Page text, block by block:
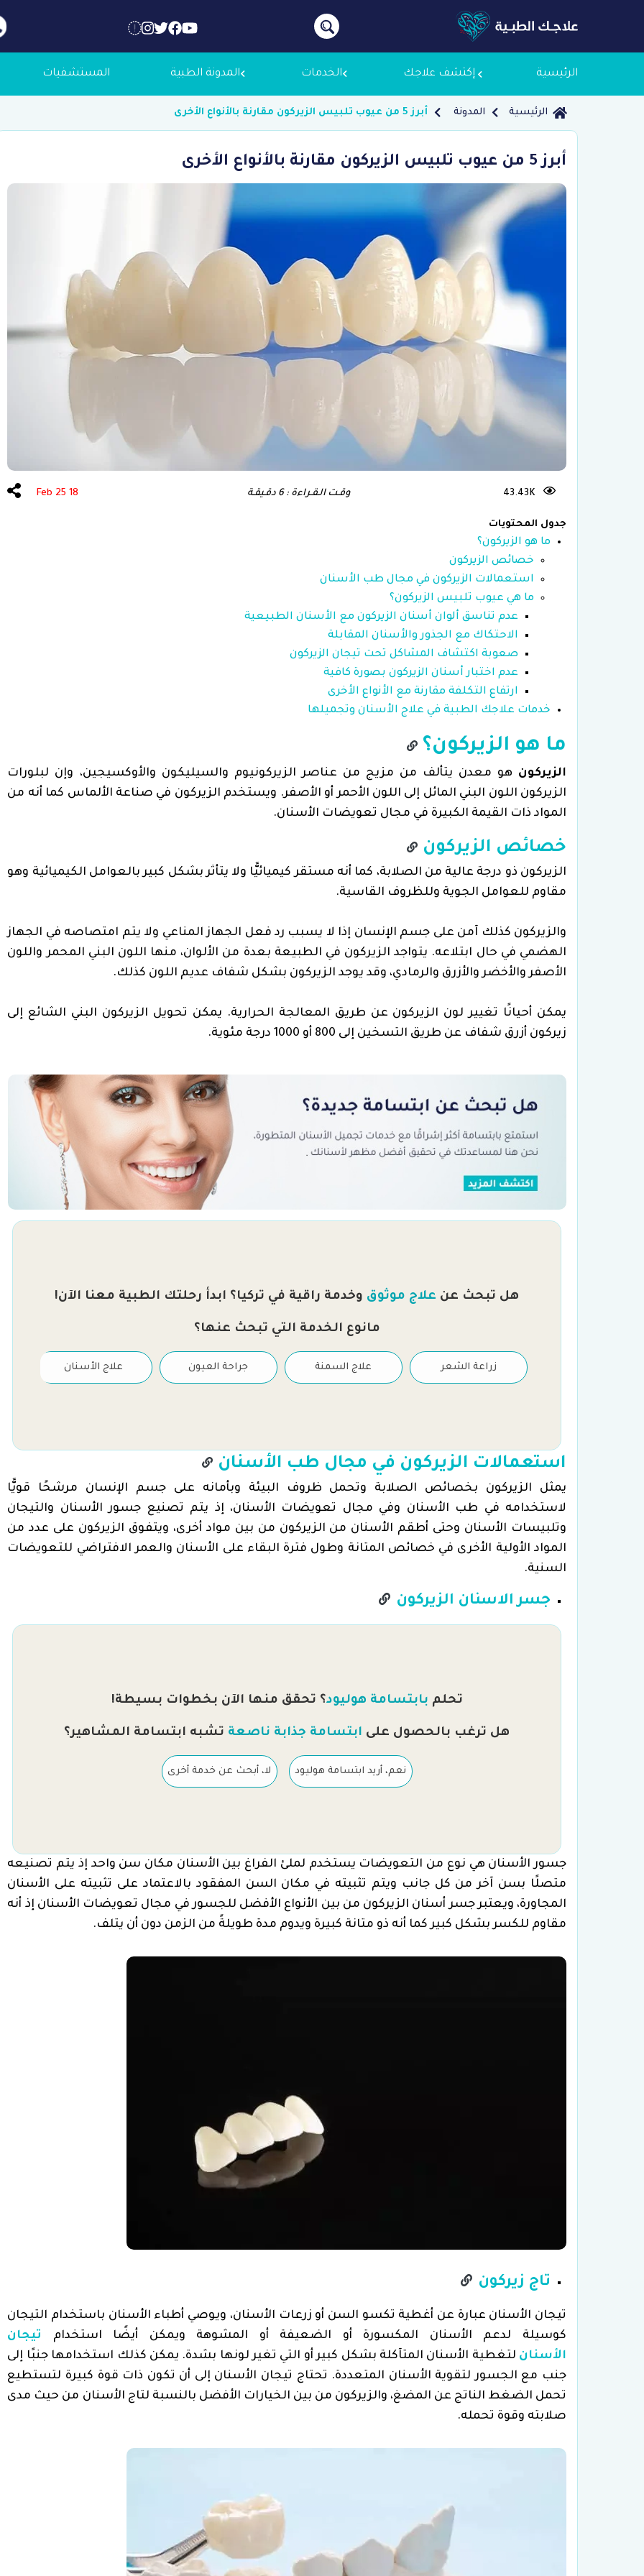
الرئيسية إكتشف علاجك
معلومات عنا
لماذا علاجك الطبية
سياسة التوظيف
الخدمات المدونة الطبية المستشفيات
الرئيسية المدونة أبرز 5 من عيوب تلبيس الزيركون مقارنة بالأنواع الأخرى
أبرز 5 من عيوب تلبيس الزيركون مقارنة بالأنواع الأخرى
43.43K وقـت الـقـراءة : 6 دقـيقـة 18 Feb 25
جدول المحتويات
ما هو الزيركون؟
خصائص الزيركون
استعمالات الزيركون في مجال طب الأسنان
ما هي عيوب تلبيس الزيركون؟
عدم تناسق ألوان أسنان الزيركون مع الأسنان الطبيعية
الاحتكاك مع الجذور والأسنان المقابلة
صعوبة اكتشاف المشاكل تحت تيجان الزيركون
عدم اختبار أسنان الزيركون بصورة كافية
ارتفاع التكلفة مقارنة مع الأنواع الأخرى
خدمات علاجك الطبية في علاج الأسنان وتجميلها
ما هو الزيركون؟
الزيركون هو معدن يتألف من مزيج من عناصر الزيركونيوم والسيليكون والأوكسيجين، وإن لبلورات
الزيركون اللون البني المائل إلى اللون الأحمر أو الأصفر. ويستخدم الزيركون في صناعة الألماس كما أنه من
المواد ذات القيمة الكبيرة في مجال تعويضات الأسنان.
خصائص الزيركون
الزيركون ذو درجة عالية من الصلابة، كما أنه مستقر كيميائيًّا ولا يتأثر بشكل كبير بالعوامل الكيميائية وهو
مقاوم للعوامل الجوية وللظروف القاسية.
والزيركون كذلك آمن على جسم الإنسان إذا لا يسبب رد فعل الجهاز المناعي ولا يتم امتصاصه في الجهاز
الهضمي في حال ابتلاعه. يتواجد الزيركون في الطبيعة بعدة من الألوان، منها اللون البني المحمر واللون
الأصفر والأخضر والأزرق والرمادي، وقد يوجد الزيركون بشكل شفاف عديم اللون كذلك.
يمكن أحيانًا تغيير لون الزيركون عن طريق المعالجة الحرارية. يمكن تحويل الزيركون البني الشائع إلى
زيركون أزرق شفاف عن طريق التسخين إلى 800 أو 1000 درجة مئوية.
هل تبحث عن علاج موثوق وخدمة راقية في تركيا؟ ابدأ رحلتك الطبية معنا الآن!
مانوع الخدمة التي تبحث عنها؟
زراعة الشعر علاج السمنة جراحة العيون علاج الأسنان
استعمالات الزيركون في مجال طب الأسنان
يمثل الزيركون بخصائص الصلابة وتحمل ظروف البيئة وبأمانه على جسم الإنسان مرشحًا قويًّا
لاستخدامه في طب الأسنان وفي مجال تعويضات الأسنان، إذ يتم تصنيع جسور الأسنان والتيجان
وتلبيسات الأسنان وحتى أطقم الأسنان من الزيركون من بين مواد أخرى، ويتفوق الزيركون على عدد من
المواد الأولية الأخرى في خصائص المتانة وطول فترة البقاء على الأسنان والعمر الافتراضي للتعويضات
السنية.
جسر الاسنان الزيركون
تحلم بابتسامة هوليود؟ تحقق منها الآن بخطوات بسيطة!
هل ترغب بالحصول على ابتسامة جذابة ناصعة تشبه ابتسامة المشاهير؟
نعم، أريد ابتسامة هوليود لا، أبحث عن خدمة أخرى
جسور الأسنان هي نوع من التعويضات يستخدم لملئ الفراغ بين الأسنان مكان سن واحد إذ يتم تصنيعه
متصلًا بسن آخر من كل جانب ويتم تثبيته في مكان السن المفقود بالاعتماد على تثبيته على الأسنان
المجاورة، ويعتبر جسر أسنان الزيركون من بين الأنواع الأفضل للجسور في مجال تعويضات الأسنان إذ أنه
مقاوم للكسر بشكل كبير كما أنه ذو متانة كبيرة ويدوم مدة طويلةً من الزمن دون أن يتلف.
تاج زيركون
تيجان الأسنان عبارة عن أغطية تكسو السن أو زرعات الأسنان، ويوصي أطباء الأسنان باستخدام التيجان
كوسيلة لدعم الأسنان المكسورة أو الضعيفة أو المشوهة ويمكن أيضًا استخدام
تيجان
الأسنان لتغطية الأسنان المتآكلة بشكل كبير أو التي تغير لونها بشدة. يمكن كذلك استخدامها جنبًا إلى
جنب مع الجسور لتقوية الأسنان المتعددة. تحتاج تيجان الأسنان إلى أن تكون ذات قوة كبيرة لتستطيع
تحمل الضغط الناتج عن المضغ، والزيركون من بين الخيارات الأفضل بالنسبة لتاج الأسنان من حيث مدى
صلابته وقوة تحمله.
زراعة الشعر